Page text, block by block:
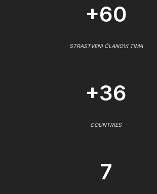
+60
STRASTVENI ČLANOVI TIMA
+36
COUNTRIES
7